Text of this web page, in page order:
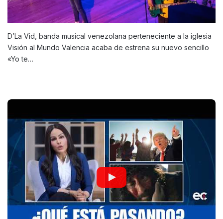
D’La Vid, banda musical venezolana perteneciente a la iglesia
Visión al Mundo Valencia acaba de estrena su nuevo sencillo
«Yo te…